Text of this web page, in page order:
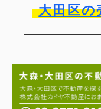
大田区の